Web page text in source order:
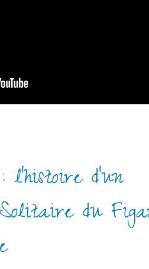
d’un
du